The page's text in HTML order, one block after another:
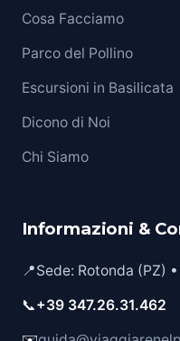
Cosa Facciamo
Parco del Pollino
Escursioni in Basilicata
Dicono di Noi
Chi Siamo
Informazioni &
📍Sede: Rotonda (PZ)
📞+39 347.26.31.462